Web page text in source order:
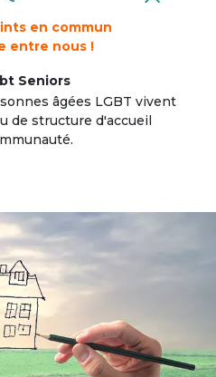
en commun
entre nous !
Seniors
âgées LGBT vivent
de structure d'accueil